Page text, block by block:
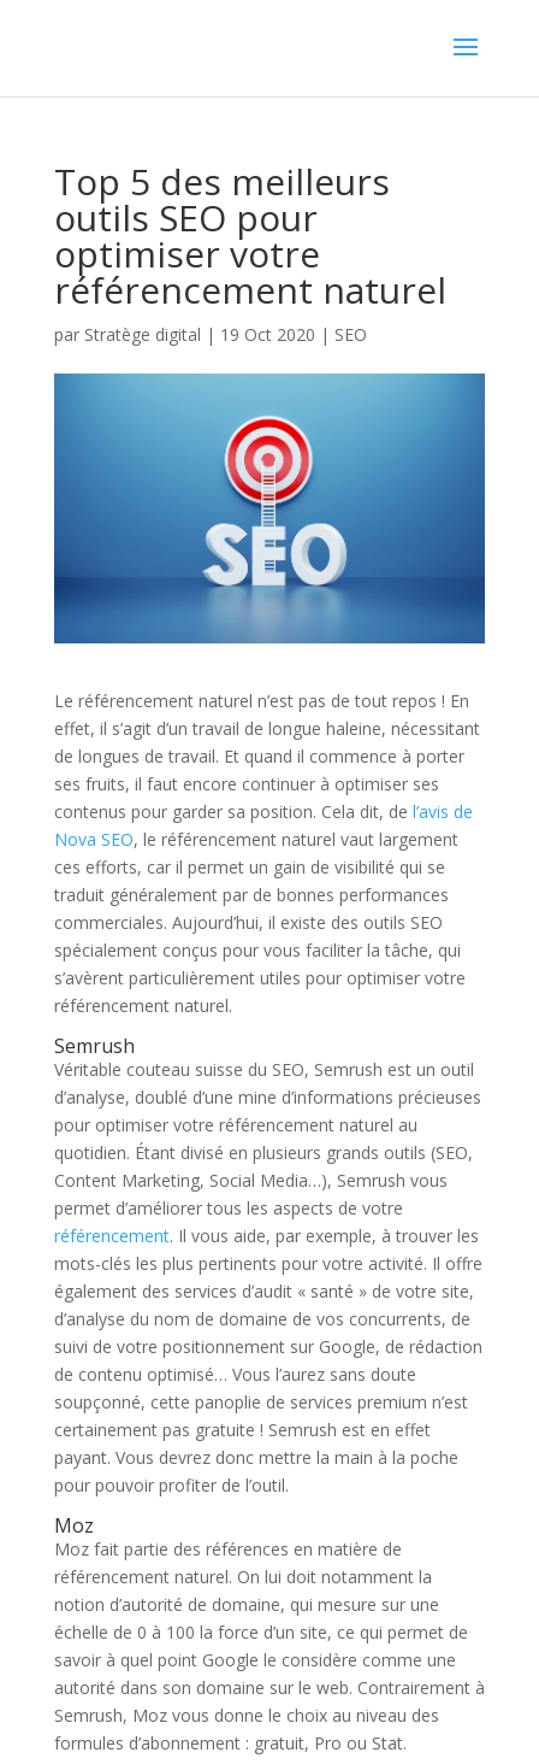
Top 5 des meilleurs
outils SEO pour
optimiser votre
référencement naturel
par Stratège digital | 19 Oct 2020 | SEO
Le référencement naturel n’est pas de tout repos ! En
effet, il s’agit d’un travail de longue haleine, nécessitant
de longues de travail. Et quand il commence à porter
ses fruits, il faut encore continuer à optimiser ses
contenus pour garder sa position. Cela dit, de l’avis de
Nova SEO, le référencement naturel vaut largement
ces efforts, car il permet un gain de visibilité qui se
traduit généralement par de bonnes performances
commerciales. Aujourd’hui, il existe des outils SEO
spécialement conçus pour vous faciliter la tâche, qui
s’avèrent particulièrement utiles pour optimiser votre
référencement naturel.
Semrush
Véritable couteau suisse du SEO, Semrush est un outil
d’analyse, doublé d’une mine d’informations précieuses
pour optimiser votre référencement naturel au
quotidien. Étant divisé en plusieurs grands outils (SEO,
Content Marketing, Social Media…), Semrush vous
permet d’améliorer tous les aspects de votre
référencement. Il vous aide, par exemple, à trouver les
mots-clés les plus pertinents pour votre activité. Il offre
également des services d’audit « santé » de votre site,
d’analyse du nom de domaine de vos concurrents, de
suivi de votre positionnement sur Google, de rédaction
de contenu optimisé… Vous l’aurez sans doute
soupçonné, cette panoplie de services premium n’est
certainement pas gratuite ! Semrush est en effet
payant. Vous devrez donc mettre la main à la poche
pour pouvoir profiter de l’outil.
Moz
Moz fait partie des références en matière de
référencement naturel. On lui doit notamment la
notion d’autorité de domaine, qui mesure sur une
échelle de 0 à 100 la force d’un site, ce qui permet de
savoir à quel point Google le considère comme une
autorité dans son domaine sur le web. Contrairement à
Semrush, Moz vous donne le choix au niveau des
formules d’abonnement : gratuit, Pro ou Stat.